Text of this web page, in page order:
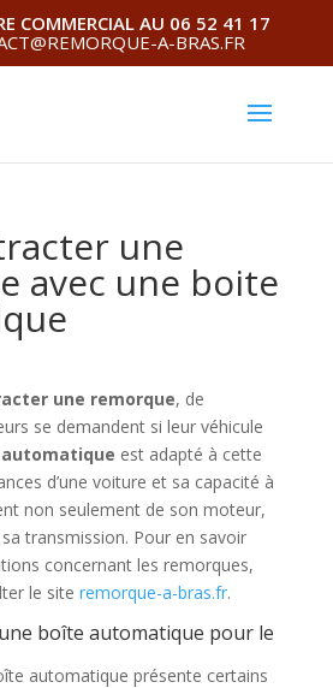
COMMERCIAL AU 06 52 41 17
A-BRAS.FR
une
avec une boite
une remorque, de
se demandent si leur véhicule
est adapté à cette
d’une voiture et sa capacité à
non seulement de son moteur,
transmission. Pour en savoir
concernant les remorques,
le site remorque-a-bras.fr.
boîte automatique pour le
automatique présente certains